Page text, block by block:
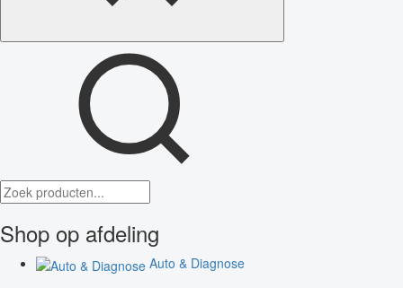
Shop op afdeling
Auto & Diagnose